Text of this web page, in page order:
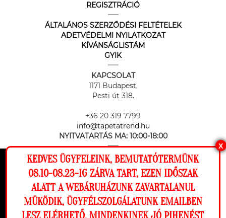
Ez a weboldal cookie-kat használ, hogy a
lehető legjobb élményt nyújtsa honlapunkon.
Beállítások
REGISZTRÁCIÓ
ÁLTALÁNOS SZERZŐDÉSI FELTÉTELEK
ADETVÉDELMI NYILATKOZAT
KÍVÁNSÁGLISTÁM
GYIK
KAPCSOLAT
1171 Budapest,
Pesti út 318.
+36 20 319 7799
info@tapetatrend.hu
NYITVATARTÁS MA: 10:00-18:00
Az online fizetést a Barion Payment Zrt. biztosítja, MNB engedély
száma: H-EN-I-1064/2013
X
KEDVES ÜGYFELEINK, BEMUTATÓTERMÜNK
08.10-08.23-IG ZÁRVA TART, EZEN IDŐSZAK
ALATT A WEBÁRUHÁZUNK ZAVARTALANUL
MÜKÖDIK, ÜGYFÉLSZOLGÁLATUNK EMAILBEN